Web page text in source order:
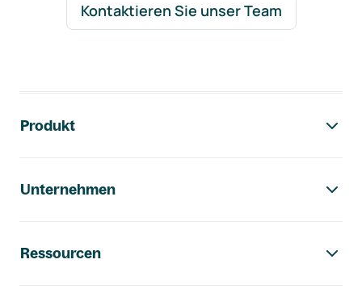
Kontaktieren Sie unser Team
Produkt
Unternehmen
Ressourcen